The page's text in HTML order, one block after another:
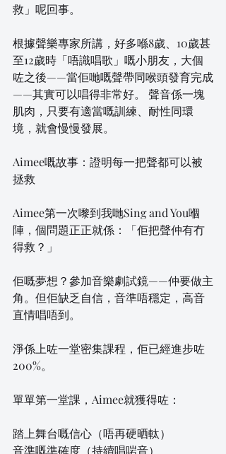
救」呢回事。
根據聲樂專家所講，好多喺8歲、10歲甚
至12歲時「唔識唱歌」嘅小朋友，大個
咗之後——當佢哋嘅聲帶同喉頭發育完成
——其實可以唱得非常好。 聲音係一塊
肌肉，只要有適當嘅訓練、耐性同環
境，就會慢慢發展。
Aimee嘅故事：證明每一把聲都可以被
拯救
Aimee第一次嚟到我哋Sing and You嗰
陣，個問題正正就係：「佢把聲仲有冇
得救？」
佢嘅夢想？參加音樂劇試鏡——仲要做主
角。但佢缺乏自信，音準唔穩定，高音
直情唱唔到。
淨係上咗一堂密集課程，佢已經進步咗
200%。
單單第一堂課，Aimee就獲得咗：
踏上舞台嘅信心（唔再硬晒軚）
音準嘅準確度（持續唱啱音）